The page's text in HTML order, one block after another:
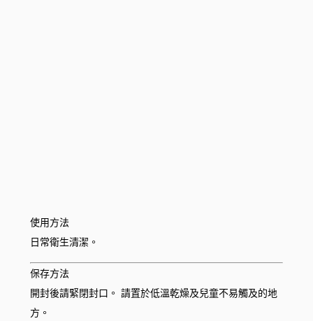
使用方法
日常衛生清潔。
保存方法
開封後請緊閉封口。 請置於低溫乾燥及兒童不易觸及的地
方。